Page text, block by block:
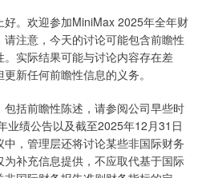
。欢迎参加MiniMax 2025年全年财
注意，今天的讨论可能包含前瞻性
实际结果可能与讨论内容存在差
新任何前瞻性信息的义务。
括前瞻性陈述，请参阅公司早些时
业绩公告以及截至2025年12月31日
，管理层还将讨论某些非国际财务
补充信息提供，不应取代基于国际